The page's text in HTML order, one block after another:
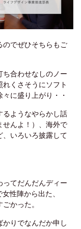
のでぜひそちらもご
合わせなしのノー
くさそうにソフト
に盛り上がり・・
るようなやらかし話
せんよ！）、海外で
いろいろ披露して
ってだんだんディー
性陣から出た、
かった。
りでなんだか申し